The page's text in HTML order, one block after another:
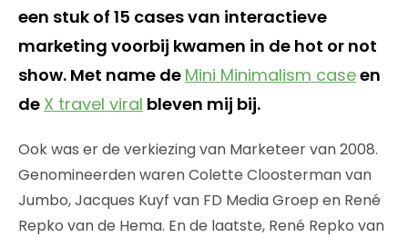
een stuk of 15 cases van interactieve
marketing voorbij kwamen in de hot or not
show. Met name de Mini Minimalism caseen
de X travel viral bleven mij bij.
Ook was er de verkiezing van Marketeer van 2008.
Genomineerden waren Colette Cloosterman van
Jumbo, Jacques Kuyf van FD Media Groep en René
Repko van de Hema. En de laatste, René Repko van